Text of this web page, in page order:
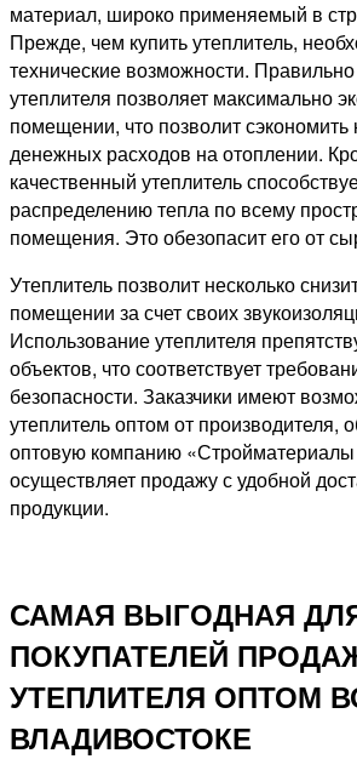
материал, широко применяемый в
Прежде, чем купить утеплитель,
технические возможности.
утеплителя позволяет максимально
помещении, что позволит
денежных расходов на отоплении.
качественный утеплитель
распределению тепла по всему
помещения. Это обезопасит его от
Утеплитель позволит несколько
помещении за счет своих
Использование утеплителя
объектов, что соответствует
безопасности. Заказчики имеют
утеплитель оптом от производителя,
оптовую компанию
осуществляет продажу с удобной
продукции.
САМАЯ ВЫГОДНАЯ
ПОКУПАТЕЛЕЙ
УТЕПЛИТЕЛЯ ОПТОМ
ВЛАДИВОСТОКЕ